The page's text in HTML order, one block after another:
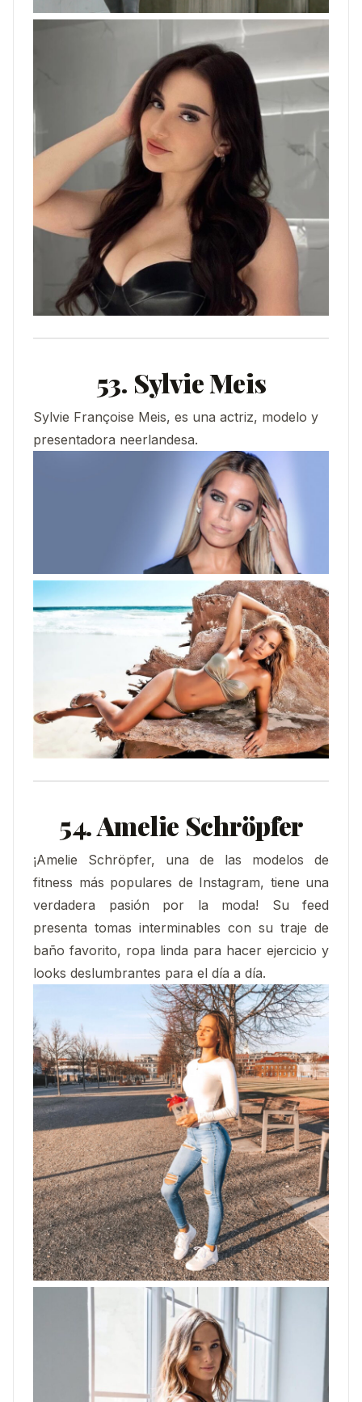
53. Sylvie Meis
Sylvie Françoise Meis, es una actriz, modelo y
presentadora neerlandesa.
54. Amelie Schröpfer
¡Amelie Schröpfer, una de las modelos de
fitness más populares de Instagram, tiene una
verdadera pasión por la moda! Su feed
presenta tomas interminables con su traje de
baño favorito, ropa linda para hacer ejercicio y
looks deslumbrantes para el día a día.